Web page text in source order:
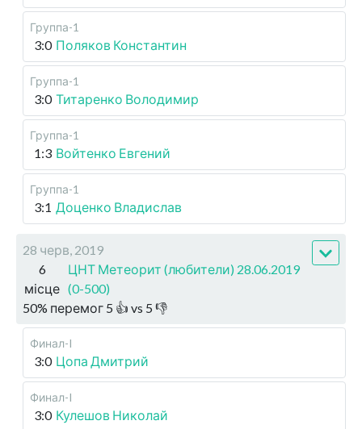
Группа-1
3:0 Поляков Константин
Группа-1
3:0 Титаренко Володимир
Группа-1
1:3 Войтенко Евгений
Группа-1
3:1 Доценко Владислав
28 черв, 2019
6
місце
ЦНТ Метеорит (любители) 28.06.2019
(0-500)
50% перемог 5 👍 vs 5 👎
Финал-I
3:0 Цопа Дмитрий
Финал-I
3:0 Кулешов Николай